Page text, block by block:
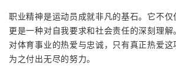
职业精神是运动员成就非凡的基石。它不仅
更是一种对自我要求和社会责任的深刻理
对体育事业的热爱与忠诚，只有真正热爱
为之付出无尽的努力。